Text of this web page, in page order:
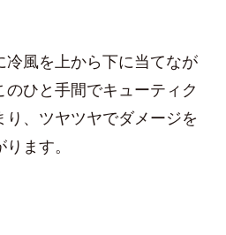
風を上から下に当てなが
のひと手間でキューティク
、ツヤツヤでダメージを
ます。